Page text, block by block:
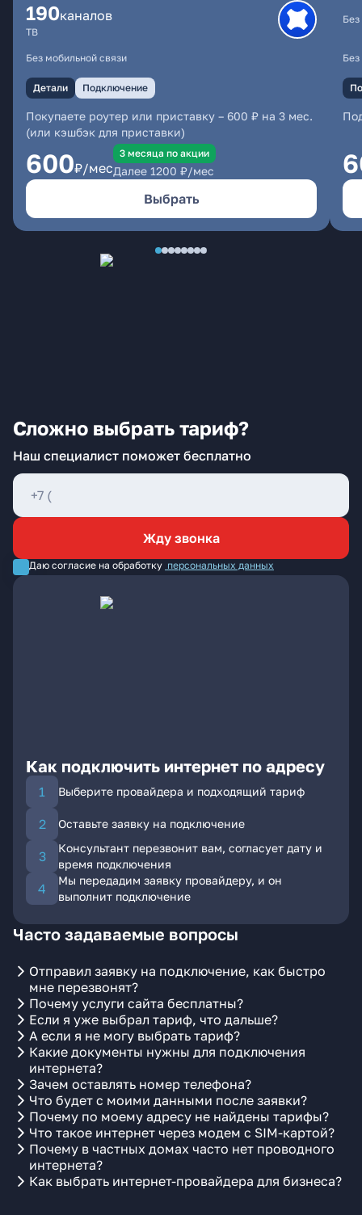
190каналов
ТВ
Без мобильной связи
Детали Подключение
Покупаете роутер или приставку – 600 ₽ на 3 мес.
(или кэшбэк для приставки)
600₽/мес
3 месяцa по акции
Далее 1200 ₽/мес
Выбрать
Сложно выбрать тариф?
Наш специалист поможет бесплатно
Жду звонка
Даю согласие на обработку персональных данных
Как подключить интернет по адресу
Выберите провайдера и подходящий тариф
Оставьте заявку на подключение
Консультант перезвонит вам, согласует дату и
время подключения
Мы передадим заявку провайдеру, и он
выполнит подключение
Часто задаваемые вопросы
Отправил заявку на подключение, как быстро
мне перезвонят?
Почему услуги сайта бесплатны?
Если я уже выбрал тариф, что дальше?
А если я не могу выбрать тариф?
Какие документы нужны для подключения
интернета?
Зачем оставлять номер телефона?
Что будет с моими данными после заявки?
Почему по моему адресу не найдены тарифы?
Что такое интернет через модем с SIM-картой?
Почему в частных домах часто нет проводного
интернета?
Как выбрать интернет-провайдера для бизнеса?